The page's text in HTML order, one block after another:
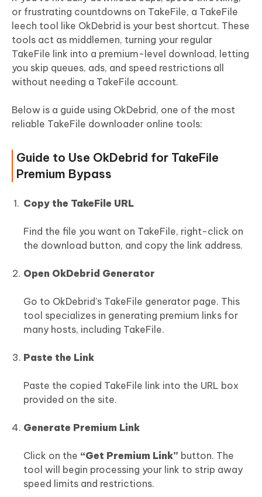
or frustrating countdowns on TakeFile, a TakeFile
leech tool like OkDebrid is your best shortcut. These
tools act as middlemen, turning your regular
TakeFile link into a premium-level download, letting
you skip queues, ads, and speed restrictions all
without needing a TakeFile account.
Below is a guide using OkDebrid, one of the most
reliable TakeFile downloader online tools:
Guide to Use OkDebrid for TakeFile
Premium Bypass
Copy the TakeFile URL
Find the file you want on TakeFile, right-click on
the download button, and copy the link address.
Open OkDebrid Generator
Go to OkDebrid’s TakeFile generator page. This
tool specializes in generating premium links for
many hosts, including TakeFile.
Paste the Link
Paste the copied TakeFile link into the URL box
provided on the site.
Generate Premium Link
Click on the “Get Premium Link” button. The
tool will begin processing your link to strip away
speed limits and restrictions.